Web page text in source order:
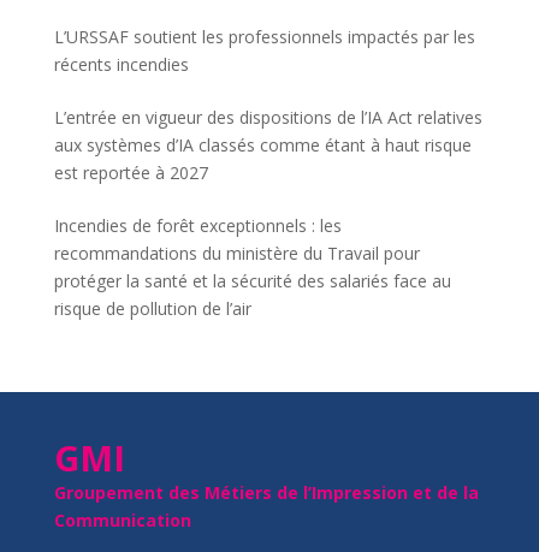
L’URSSAF soutient les professionnels impactés par les
récents incendies
L’entrée en vigueur des dispositions de l’IA Act relatives
aux systèmes d’IA classés comme étant à haut risque
est reportée à 2027
Incendies de forêt exceptionnels : les
recommandations du ministère du Travail pour
protéger la santé et la sécurité des salariés face au
risque de pollution de l’air
GMI
Groupement des Métiers de l’Impression et de la
Communication